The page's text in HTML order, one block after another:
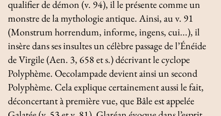
qualifier de démon (v. 94), il le présente comme un
monstre de la mythologie antique. Ainsi, au v. 91
(Monstrum horrendum, informe, ingens, cui...), il
insère dans ses insultes un célèbre passage de l’Énéide
de Virgile (Aen. 3, 658 et s.) décrivant le cyclope
Polyphème. Oecolampade devient ainsi un second
Polyphème. Cela explique certainement aussi le fait,
déconcertant à première vue, que Bâle est appelée